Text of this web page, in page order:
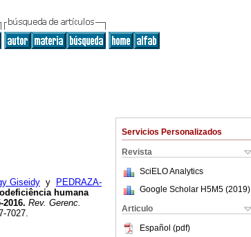
Servicios Personalizados
Revista
SciELO Analytics
Google Scholar H5M5 (2019)
Articulo
Español (pdf)
Giseidy y
PEDRAZA-
humana
Rev. Gerenc.
7027.